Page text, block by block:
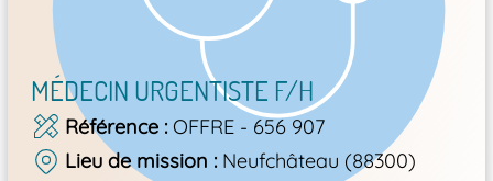
MÉDECIN URGENTISTE F/H
Référence OFFRE - 656 907
Lieu de mission
Neufchâteau (88300)